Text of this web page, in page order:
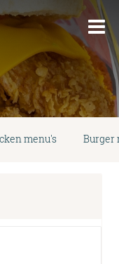
menu's Burger